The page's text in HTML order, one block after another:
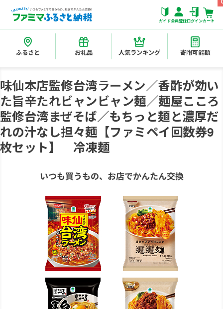
ガイド会員登録ログインカート
ふるさと お礼品 人気ランキング 寄附可能額
味仙本店監修台湾ラーメン／香酢が効い
た旨辛たれビャンビャン麺／麺屋こころ
監修台湾まぜそば／もちっと麺と濃厚だ
れの汁なし担々麺【ファミペイ回数券9
枚セット】 冷凍麺